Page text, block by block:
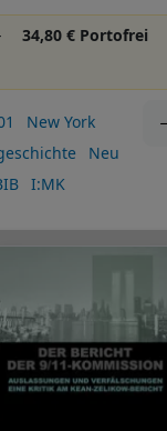
34,80 € Portofrei
New York
Neu
I:MK